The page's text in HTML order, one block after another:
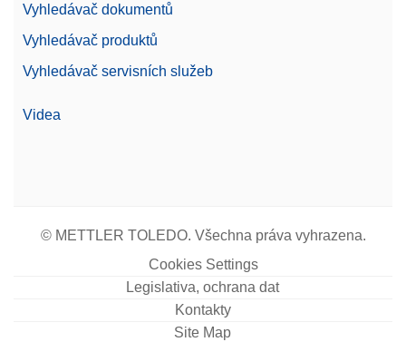
Vyhledávač dokumentů
Vyhledávač produktů
Vyhledávač servisních služeb
Videa
© METTLER TOLEDO. Všechna práva vyhrazena.
Cookies Settings
Legislativa, ochrana dat
Kontakty
Site Map